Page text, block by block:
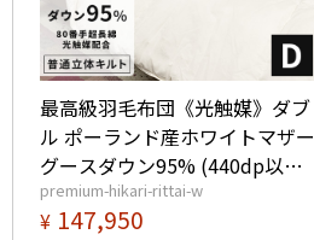
最高級羽毛布団《光触媒》ダブ
ル ポーランド産ホワイトマザー
グースダウン95% (440dp以上)
羽毛量1.7kg 【6つ星プレミアム
ゴールド取得】【グッドふとん
premium-hikari-rittai-w
¥ 147,950